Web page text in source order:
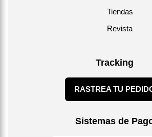
Tiendas
Revista
Tracking
RASTREA TU
Sistemas de